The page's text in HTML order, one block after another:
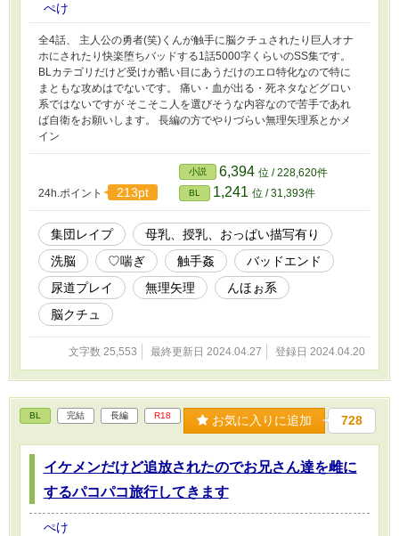
ぺけ
全4話、 主人公の勇者(笑)くんが触手に脳クチュされたり巨人オナ
ホにされたり快楽堕ちバッドする1話5000字くらいのSS集です。
BLカテゴリだけど受けが酷い目にあうだけのエロ特化なので特に
まともな攻めはでないです。 痛い・血が出る・死ネタなどグロい
系ではないですが そこそこ人を選びそうな内容なので苦手であれ
ば自衛をお願いします。 長編の方でやりづらい無理矢理系とかメ
イン
24h.ポイント 213pt
小説 6,394 位 / 228,620件
BL 1,241 位 / 31,393件
集団レイプ
母乳、授乳、おっぱい描写有り
洗脳
♡喘ぎ 触手姦
バッドエンド
尿道プレイ
無理矢理
んほぉ系
脳クチュ
文字数 25,553 最終更新日 2024.04.27 登録日 2024.04.20
BL 完結 長編 R18 お気に入りに追加 728
イケメンだけど追放されたのでお兄さん達を雌に
するパコパコ旅行してきます
ぺけ